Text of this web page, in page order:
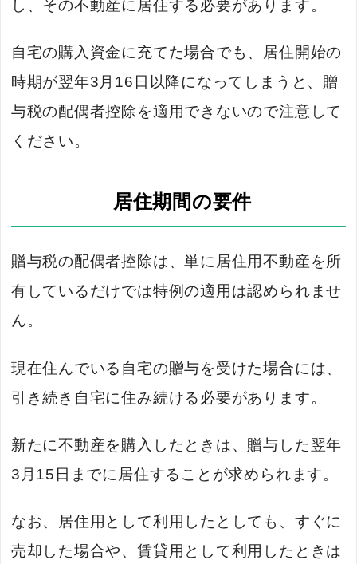
し、その不動産に居住する必要があります。
自宅の購入資金に充てた場合でも、居住開始の
時期が翌年3月16日以降になってしまうと、贈
与税の配偶者控除を適用できないので注意して
ください。
居住期間の要件
贈与税の配偶者控除は、単に居住用不動産を所
有しているだけでは特例の適用は認められませ
ん。
現在住んでいる自宅の贈与を受けた場合には、
引き続き自宅に住み続ける必要があります。
新たに不動産を購入したときは、贈与した翌年
3月15日までに居住することが求められます。
なお、居住用として利用したとしても、すぐに
売却した場合や、賃貸用として利用したときは